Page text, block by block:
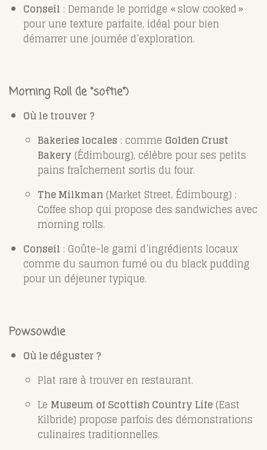
Conseil : Demande le porridge « slow cooked »
pour une texture parfaite, idéal pour bien
démarrer une journée d’exploration.
Morning Roll (le "softie")
Où le trouver ?
Bakeries locales : comme Golden Crust
Bakery (Édimbourg), célèbre pour ses petits
pains fraîchement sortis du four.
The Milkman (Market Street, Édimbourg) :
Coffee shop qui propose des sandwiches avec
morning rolls.
Conseil : Goûte-le garni d’ingrédients locaux
comme du saumon fumé ou du black pudding
pour un déjeuner typique.
Powsowdie
Où le déguster ?
Plat rare à trouver en restaurant.
Le Museum of Scottish Country Life (East
Kilbride) propose parfois des démonstrations
culinaires traditionnelles.